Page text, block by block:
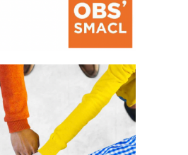
des conflits